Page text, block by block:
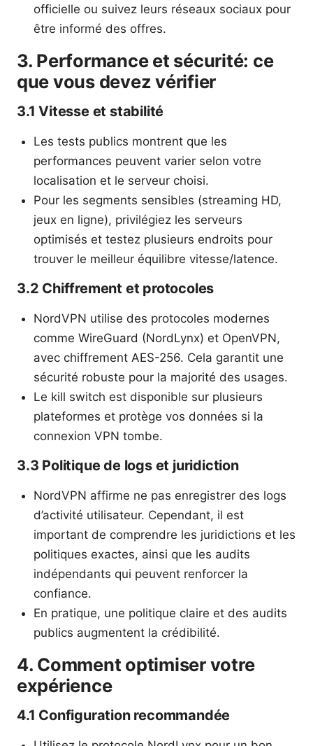
officielle ou suivez leurs réseaux sociaux pour
être informé des offres.
3. Performance et sécurité: ce
que vous devez vérifier
3.1 Vitesse et stabilité
Les tests publics montrent que les
performances peuvent varier selon votre
localisation et le serveur choisi.
Pour les segments sensibles (streaming HD,
jeux en ligne), privilégiez les serveurs
optimisés et testez plusieurs endroits pour
trouver le meilleur équilibre vitesse/latence.
3.2 Chiffrement et protocoles
NordVPN utilise des protocoles modernes
comme WireGuard (NordLynx) et OpenVPN,
avec chiffrement AES-256. Cela garantit une
sécurité robuste pour la majorité des usages.
Le kill switch est disponible sur plusieurs
plateformes et protège vos données si la
connexion VPN tombe.
3.3 Politique de logs et juridiction
NordVPN affirme ne pas enregistrer des logs
d’activité utilisateur. Cependant, il est
important de comprendre les juridictions et les
politiques exactes, ainsi que les audits
indépendants qui peuvent renforcer la
confiance.
En pratique, une politique claire et des audits
publics augmentent la crédibilité.
4. Comment optimiser votre
expérience
4.1 Configuration recommandée